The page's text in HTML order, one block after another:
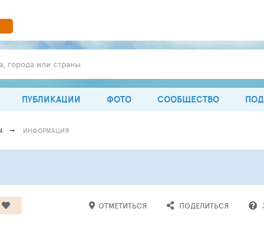
города или страны
ПУБЛИКАЦИИ ФОТО СООБЩЕСТВО
ИНФОРМАЦИЯ
ОТМЕТИТЬСЯ ПОДЕЛИТЬСЯ